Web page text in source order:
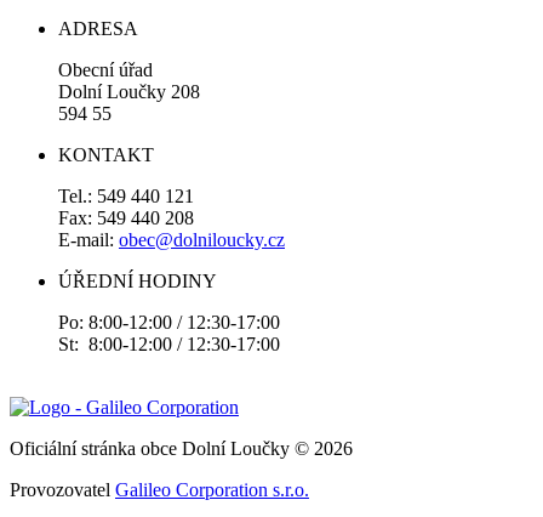
ADRESA
Obecní úřad
Dolní Loučky 208
594 55
KONTAKT
Tel.: 549 440 121
Fax: 549 440 208
E-mail: obec@dolniloucky.cz
ÚŘEDNÍ HODINY
Po: 8:00-12:00 / 12:30-17:00
St: 8:00-12:00 / 12:30-17:00
Oficiální stránka obce Dolní Loučky © 2026
Provozovatel Galileo Corporation s.r.o.